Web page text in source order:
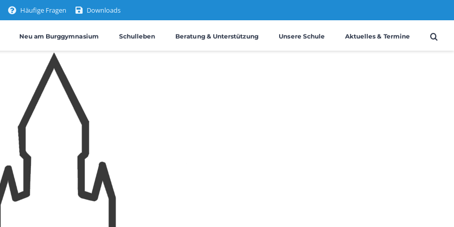
Häufige Fragen Downloads
Neu am Burggymnasium Schulleben Beratung & Unterstützung Unsere Schule Aktuelles & Termine